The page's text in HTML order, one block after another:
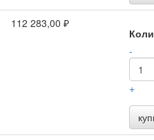
112 283,00 ₽
-
+